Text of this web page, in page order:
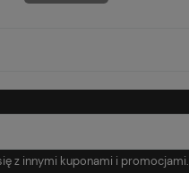
z innymi kuponami i promocjami.